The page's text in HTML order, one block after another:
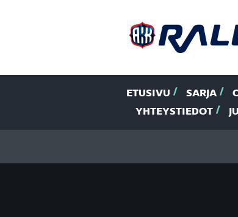
ETUSIVU SARJA
YHTEYSTIEDOT